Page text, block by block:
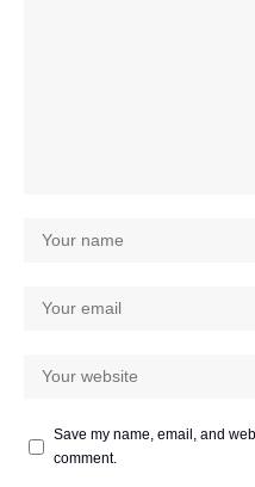
Save my name, email, and
comment.